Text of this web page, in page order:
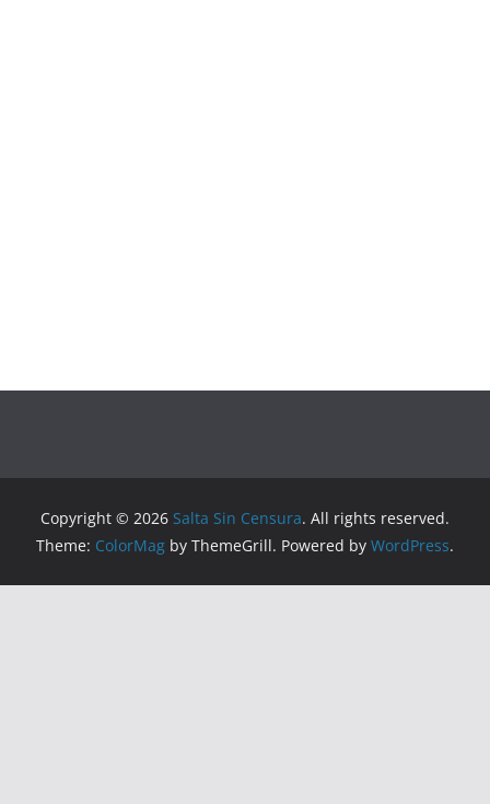
Copyright © 2026 Salta Sin Censura. All rights reserved.
Theme: ColorMag by ThemeGrill. Powered by WordPress.